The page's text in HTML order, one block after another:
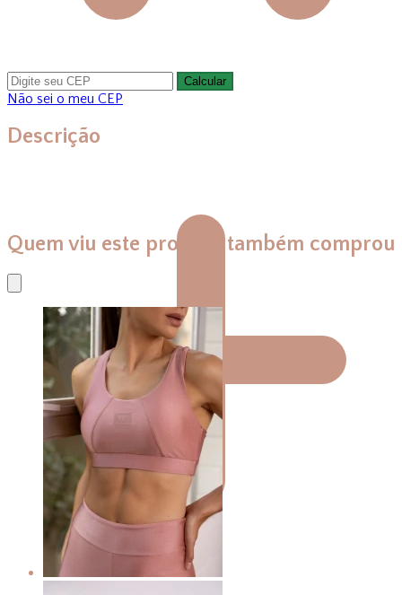
Calcular
Não sei o meu CEP
Descrição
Quem viu este produto também comprou